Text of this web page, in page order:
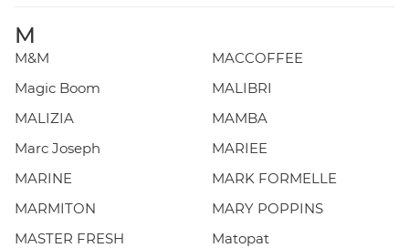
M
M&M
MACCOFFEE
Magic Boom
MALIBRI
MALIZIA
MAMBA
Marc Joseph
MARIEE
MARINE
MARK FORMELLE
MARMITON
MARY POPPINS
MASTER FRESH
Matopat